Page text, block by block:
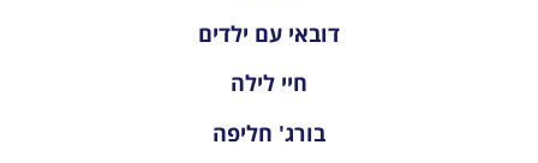
דובאי עם ילדים
חיי לילה
בורג' חליפה